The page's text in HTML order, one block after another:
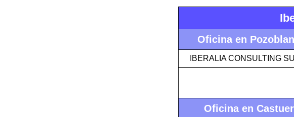
Oficina en
IBERALIA CONSULTING
Oficina en